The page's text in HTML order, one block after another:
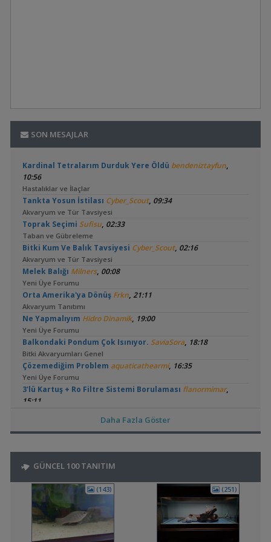
SON MESAJLAR
Kardinal Tetralarım Durduk Yere Öldü bendeniztayfun,
10:56
Hastalıklar ve İlaçlar
Tankta Yosun İstilası Cyber_Scout, 09:34
Akvaryum ve Tür Tavsiyesi
Toprak Seçimi Sufisu, 02:33
Taban ve Gübreleme
Bitki Kum Ve Balık Tavsiyesi Cyber_Scout, 02:16
Akvaryum ve Tür Tavsiyesi
Melek Balığı Milners, 00:08
Yeni Üye Forumu
Orta Amerika'ya Dönüş Frkn, 21:11
Akvaryum Tanıtımı
Ne Yapmalıyım Hidro Dinamik, 19:00
Yeni Üye Forumu
Balkondaki Pondum Çok Isınıyor. SaviaSora, 18:18
Bitki Akvaryumları Genel
Çözemediğim Problem aquaticathearmi, 16:35
Yeni Üye Forumu
3'lü Kartuş + Ro Filtre Sistemi Borulaması flanormimar,
15:11
3in1 Güney Amerika Tankları Ve Vertikal Bahçe
bendeniztayfun,14:42
🧿 En Güzel Fotoğraflarınızı Gösterin
Akvaryum ve Su Altı Fotoğrafçılığı
Sobo 901f Ultra Viole 800 LtShortbuff,11:22
Filtreleme Seçenekleri
200 Litre Yeni Bitkili Tankım volkangunes,11:06
Akvaryum Tanıtımı
15 Litre Akvaryumu Karides Tankına Çevirme ve Tavsiyeler
Daha Fazla Göster
GÜNCEL 100 TANITIM
(143) (251)